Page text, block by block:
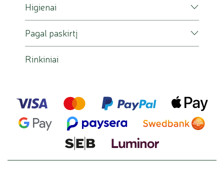
Higienai
Pagal paskirtį
Rinkiniai